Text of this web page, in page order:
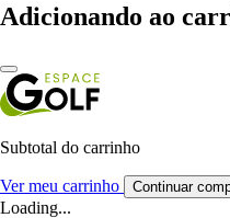
Adicionando ao
Subtotal do carrinho
Ver meu carrinho Continuar
Loading...